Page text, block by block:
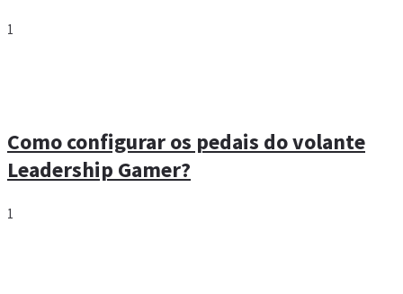
1
Como configurar os pedais do volante
Leadership Gamer?
1